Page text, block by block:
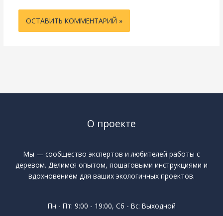
О проекте
Мы — сообщество экспертов и любителей работы с
деревом. Делимся опытом, пошаговыми инструкциями и
вдохновением для ваших экологичных проектов.
Пн - Пт: 9:00 - 19:00, Сб - Вс: Выходной